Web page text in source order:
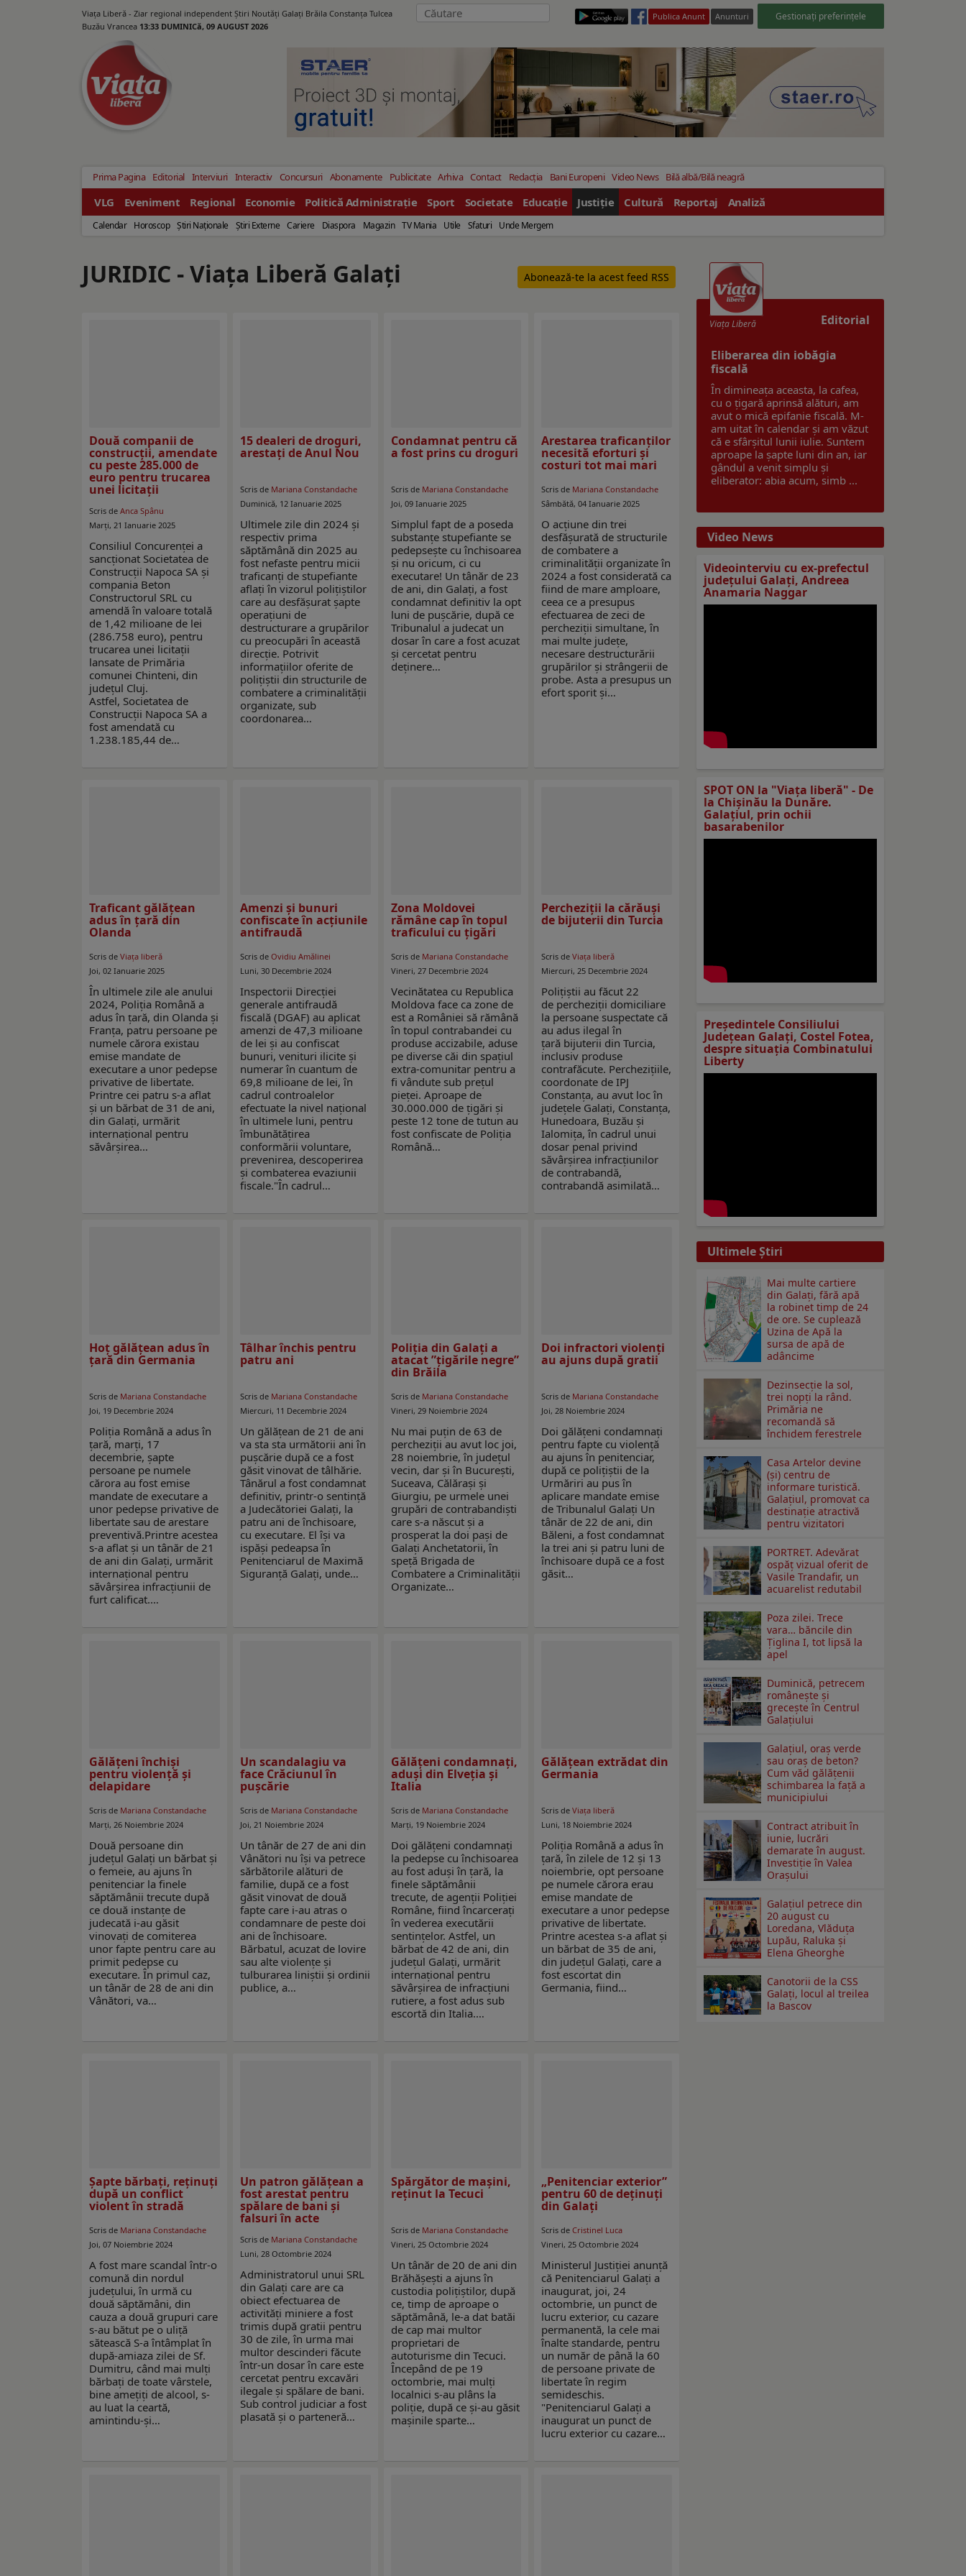
Viața Liberă - Ziar regional independent Știri Noutăți Galaţi Brăila Constanţa Tulcea
Buzău Vrancea 13:33 DUMINICă, 09 AUGUST 2026
Publica Anunt Anunturi Gestionați preferințele
Prima Pagina Editorial Interviuri Interactiv Concursuri Abonamente Publicitate Arhiva Contact Redacția Bani Europeni Video News Bilă albă/Bilă neagră
VLG Eveniment Regional Economie Politică Administrație Sport Societate Educație Justiție Cultură Reportaj Analiză
Calendar Horoscop Ştiri Naţionale Ştiri Externe Cariere Diaspora Magazin TV Mania Utile Sfaturi Unde Mergem
JURIDIC - Viaţa Liberă Galaţi Abonează-te la acest feed RSS
Două companii de
construcţii, amendate
cu peste 285.000 de
euro pentru trucarea
unei licitaţii
Scris de Anca Spânu
Marți, 21 Ianuarie 2025
Consiliul Concurenței a
sancționat Societatea de
Construcții Napoca SA și
compania Beton
Constructorul SRL cu
amendă în valoare totală
de 1,42 milioane de lei
(286.758 euro), pentru
trucarea unei licitații
lansate de Primăria
comunei Chinteni, din
județul Cluj.
Astfel, Societatea de
Construcții Napoca SA a
fost amendată cu
1.238.185,44 de…
15 dealeri de droguri,
arestați de Anul Nou
Scris de Mariana Constandache
Duminică, 12 Ianuarie 2025
Ultimele zile din 2024 și
respectiv prima
săptămână din 2025 au
fost nefaste pentru micii
traficanți de stupefiante
aflați în vizorul polițiștilor
care au desfășurat șapte
operațiuni de
destructurare a grupărilor
cu preocupări în această
direcție. Potrivit
informațiilor oferite de
polițiștii din structurile de
combatere a criminalității
organizate, sub
coordonarea…
Condamnat pentru că
a fost prins cu droguri
Scris de Mariana Constandache
Joi, 09 Ianuarie 2025
Simplul fapt de a poseda
substanțe stupefiante se
pedepsește cu închisoarea
și nu oricum, ci cu
executare! Un tânăr de 23
de ani, din Galați, a fost
condamnat definitiv la opt
luni de pușcărie, după ce
Tribunalul a judecat un
dosar în care a fost acuzat
și cercetat pentru
deținere…
Arestarea traficanților
necesită eforturi și
costuri tot mai mari
Scris de Mariana Constandache
Sâmbătă, 04 Ianuarie 2025
O acțiune din trei
desfășurată de structurile
de combatere a
criminalității organizate în
2024 a fost considerată ca
fiind de mare amploare,
ceea ce a presupus
efectuarea de zeci de
percheziții simultane, în
mai multe județe,
necesare destructurării
grupărilor și strângerii de
probe. Asta a presupus un
efort sporit și…
Traficant gălăţean
adus în ţară din
Olanda
Scris de Viaţa liberă
Joi, 02 Ianuarie 2025
În ultimele zile ale anului
2024, Poliția Română a
adus în țară, din Olanda şi
Franţa, patru persoane pe
numele cărora existau
emise mandate de
executare a unor pedepse
privative de libertate.
Printre cei patru s-a aflat
şi un bărbat de 31 de ani,
din Galați, urmărit
internațional pentru
săvârșirea…
Amenzi și bunuri
confiscate în acțiunile
antifraudă
Scris de Ovidiu Amălinei
Luni, 30 Decembrie 2024
Inspectorii Direcţiei
generale antifraudă
fiscală (DGAF) au aplicat
amenzi de 47,3 milioane
de lei şi au confiscat
bunuri, venituri ilicite şi
numerar în cuantum de
69,8 milioane de lei, în
cadrul controalelor
efectuate la nivel naţional
în ultimele luni, pentru
îmbunătăţirea
conformării voluntare,
prevenirea, descoperirea
şi combaterea evaziunii
fiscale."În cadrul…
Zona Moldovei
rămâne cap în topul
traficului cu țigări
Scris de Mariana Constandache
Vineri, 27 Decembrie 2024
Vecinătatea cu Republica
Moldova face ca zone de
est a României să rămână
în topul contrabandei cu
produse accizabile, aduse
pe diverse căi din spațiul
extra-comunitar pentru a
fi vândute sub prețul
pieței. Aproape de
30.000.000 de țigări și
peste 12 tone de tutun au
fost confiscate de Poliția
Română…
Percheziții la cărăuși
de bijuterii din Turcia
Scris deViaţa liberă
Miercuri, 25 Decembrie 2024
Polițiștii au făcut 22
de percheziții domiciliare
la persoane suspectate că
au adus ilegal în
țară bijuterii din Turcia,
inclusiv produse
contrafăcute. Perchezițiile,
coordonate de IPJ
Constanța, au avut loc în
județele Galaţi, Constanța,
Hunedoara, Buzău şi
Ialomița, în cadrul unui
dosar penal privind
săvârșirea infracțiunilor
de contrabandă,
contrabandă asimilată…
Hoţ gălăţean adus în
ţară din Germania
Scris de Mariana Constandache
Joi, 19 Decembrie 2024
Poliția Română a adus în
țară, marţi, 17
decembrie, şapte
persoane pe numele
cărora au fost emise
mandate de executare a
unor pedepse privative de
libertate sau de arestare
preventivă.Printre acestea
s-a aflat şi un tânăr de 21
de ani din Galați, urmărit
internațional pentru
săvârșirea infracțiunii de
furt calificat.…
Tâlhar închis pentru
patru ani
Scris de Mariana Constandache
Miercuri, 11 Decembrie 2024
Un gălățean de 21 de ani
va sta sta următorii ani în
pușcărie după ce a fost
găsit vinovat de tâlhărie.
Tânărul a fost condamnat
definitiv, printr-o sentință
a Judecătoriei Galați, la
patru ani de închisoare,
cu executare. El își va
ispăși pedeapsa în
Penitenciarul de Maximă
Siguranță Galați, unde…
Poliția din Galați a
atacat ”țigările negre”
din Brăila
Scris de Mariana Constandache
Vineri, 29 Noiembrie 2024
Nu mai puțin de 63 de
percheziții au avut loc joi,
28 noiembrie, în județul
vecin, dar și în București,
Suceava, Călărași și
Giurgiu, pe urmele unei
grupări de contrabandiști
care s-a născut și a
prosperat la doi pași de
Galați Anchetatorii, în
speță Brigada de
Combatere a Criminalității
Organizate…
Doi infractori violenți
au ajuns după gratii
Scris de Mariana Constandache
Joi, 28 Noiembrie 2024
Doi gălățeni condamnați
pentru fapte cu violență
au ajuns în penitenciar,
după ce polițiștii de la
Urmăriri au pus în
aplicare mandate emise
de Tribunalul Galați Un
tânăr de 22 de ani, din
Băleni, a fost condamnat
la trei ani și patru luni de
închisoare după ce a fost
găsit…
Gălățeni închiși
pentru violență și
delapidare
Scris de Mariana Constandache
Marți, 26 Noiembrie 2024
Două persoane din
județul Galați un bărbat și
o femeie, au ajuns în
penitenciar la finele
săptămânii trecute după
ce două instanțe de
judecată i-au găsit
vinovați de comiterea
unor fapte pentru care au
primit pedepse cu
executare. În primul caz,
un tânăr de 28 de ani din
Vânători, va…
Un scandalagiu va
face Crăciunul în
pușcărie
Scris de Mariana Constandache
Joi, 21 Noiembrie 2024
Un tânăr de 27 de ani din
Vânători nu își va petrece
sărbătorile alături de
familie, după ce a fost
găsit vinovat de două
fapte care i-au atras o
condamnare de peste doi
ani de închisoare.
Bărbatul, acuzat de lovire
sau alte violențe și
tulburarea liniștii și ordinii
publice, a…
Gălăţeni condamnaţi,
aduşi din Elveţia şi
Italia
Scris de Mariana Constandache
Marți, 19 Noiembrie 2024
Doi gălăţeni condamnaţi
la pedepse cu închisoarea
au fost aduşi în ţară, la
finele săptămânii
trecute, de agenţii Poliției
Române, fiind încarceraţi
în vederea executării
sentinţelor. Astfel, un
bărbat de 42 de ani, din
judeţul Galați, urmărit
internațional pentru
săvârșirea de infracțiuni
rutiere, a fost adus sub
escortă din Italia.…
Gălăţean extrădat din
Germania
Scris deViaţa liberă
Luni, 18 Noiembrie 2024
Poliția Română a adus în
țară, în zilele de 12 şi 13
noiembrie, opt persoane
pe numele cărora erau
emise mandate de
executare a unor pedepse
privative de libertate.
Printre acestea s-a aflat şi
un bărbat de 35 de ani,
din judeţul Galați, care a
fost escortat din
Germania, fiind…
Șapte bărbați, reținuți
după un conflict
violent în stradă
Scris de Mariana Constandache
Joi, 07 Noiembrie 2024
A fost mare scandal într-o
comună din nordul
județului, în urmă cu
două săptămâni, din
cauza a două grupuri care
s-au bătut pe o uliță
sătească S-a întâmplat în
după-amiaza zilei de Sf.
Dumitru, când mai mulți
bărbați de toate vârstele,
bine amețiți de alcool, s-
au luat la ceartă,
amintindu-și…
Un patron gălățean a
fost arestat pentru
spălare de bani și
falsuri în acte
Scris de Mariana Constandache
Luni, 28 Octombrie 2024
Administratorul unui SRL
din Galați care are ca
obiect efectuarea de
activități miniere a fost
trimis după gratii pentru
30 de zile, în urma mai
multor descinderi făcute
într-un dosar în care este
cercetat pentru excavări
ilegale și spălare de bani.
Sub control judiciar a fost
plasată și o parteneră…
Spărgător de mașini,
reținut la Tecuci
Scris de Mariana Constandache
Vineri, 25 Octombrie 2024
Un tânăr de 20 de ani din
Brăhășești a ajuns în
custodia polițiștilor, după
ce, timp de aproape o
săptămână, le-a dat batăi
de cap mai multor
proprietari de
autoturisme din Tecuci.
Începând de pe 19
octombrie, mai mulți
localnici s-au plâns la
poliție, după ce și-au găsit
mașinile sparte…
„Penitenciar exterior”
pentru 60 de deținuți
din Galați
Scris deCristinel Luca
Vineri, 25 Octombrie 2024
Ministerul Justiției anunță
că Penitenciarul Galați a
inaugurat, joi, 24
octombrie, un punct de
lucru exterior, cu cazare
permanentă, la cele mai
înalte standarde, pentru
un număr de până la 60
de persoane private de
libertate în regim
semideschis.
"Penitenciarul Galați a
inaugurat un punct de
lucru exterior cu cazare…
Editorial
Viaţa Liberă
Eliberarea din iobăgia
fiscală
În dimineața aceasta, la cafea,
cu o țigară aprinsă alături, am
avut o mică epifanie fiscală. M-
am uitat în calendar și am văzut
că e sfârșitul lunii iulie. Suntem
aproape la șapte luni din an, iar
gândul a venit simplu și
eliberator: abia acum, simb ...
Video News
Videointerviu cu ex-prefectul
judeţului Galaţi, Andreea
Anamaria Naggar
SPOT ON la "Viaţa liberă" - De
la Chișinău la Dunăre.
Galațiul, prin ochii
basarabenilor
Preşedintele Consiliului
Judeţean Galaţi, Costel Fotea,
despre situaţia Combinatului
Liberty
Ultimele Ştiri
Mai multe cartiere
din Galați, fără apă
la robinet timp de 24
de ore. Se cuplează
Uzina de Apă la
sursa de apă de
adâncime
Dezinsecţie la sol,
trei nopţi la rând.
Primăria ne
recomandă să
închidem ferestrele
Casa Artelor devine
(şi) centru de
informare turistică.
Galaţiul, promovat ca
destinaţie atractivă
pentru vizitatori
PORTRET. Adevărat
ospăț vizual oferit de
Vasile Trandafir, un
acuarelist redutabil
Poza zilei. Trece
vara… băncile din
Ţiglina I, tot lipsă la
apel
Duminică, petrecem
româneşte şi
greceşte în Centrul
Galaţiului
Galațiul, oraș verde
sau oraș de beton?
Cum văd gălățenii
schimbarea la față a
municipiului
Contract atribuit în
iunie, lucrări
demarate în august.
Investiţie în Valea
Oraşului
Galaţiul petrece din
20 august cu
Loredana, Vlăduța
Lupău, Raluka și
Elena Gheorghe
Canotorii de la CSS
Galați, locul al treilea
la Bascov